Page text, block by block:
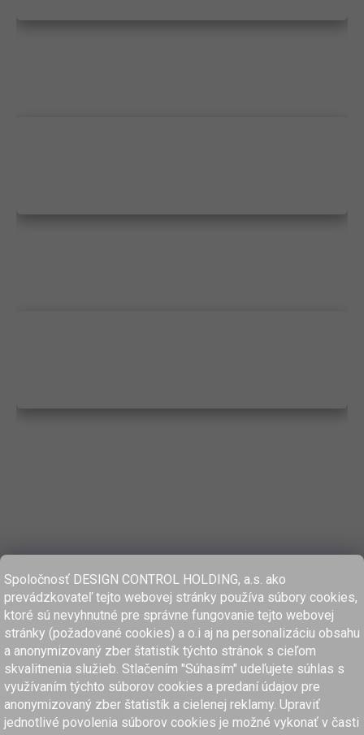
Spoločnosť DESIGN CONTROL HOLDING, a.s. ako
prevádzkovateľ tejto webovej stránky používa súbory cookies,
ktoré sú nevyhnutné pre správne fungovanie tejto webovej
stránky (požadované cookies) a o.i aj na personalizáciu obsahu
a anonymizovaný zber štatistík týchto stránok s cieľom
skvalitnenia služieb. Stlačením "Súhasím" udeľujete súhlas s
využívaním týchto súborov cookies a predaní údajov pre
anonymizovaný zber štatistík a cielenej reklamy. Upraviť
jednotlivé povolenia súborov cookies je možné vykonať v časti